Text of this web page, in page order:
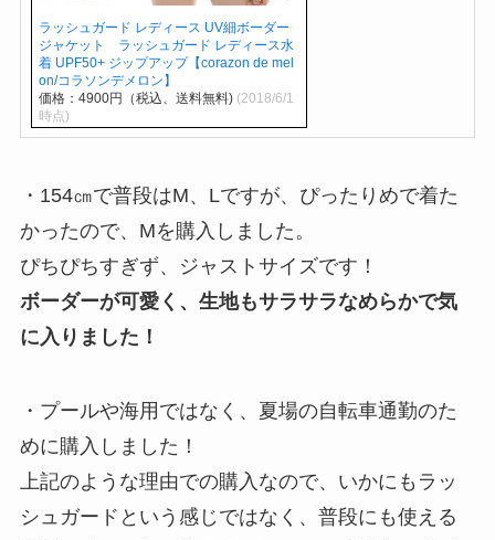
ラッシュガード レディース UV細ボーダー
ジャケット ラッシュガード レディース水
着 UPF50+ ジップアップ【corazon de mel
on/コラソンデメロン】
価格：4900円（税込、送料無料) (2018/6/1
時点)
・154㎝で普段はM、Lですが、ぴったりめで着た
かったので、Mを購入しました。
ぴちぴちすぎず、ジャストサイズです！
ボーダーが可愛く、生地もサラサラなめらかで気
に入りました！
・プールや海用ではなく、夏場の自転車通勤のた
めに購入しました！
上記のような理由での購入なので、いかにもラッ
シュガードという感じではなく、普段にも使える